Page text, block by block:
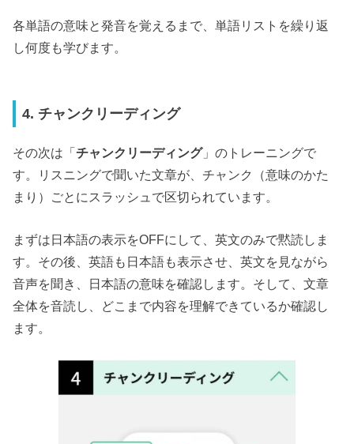
各単語の意味と発音を覚えるまで、単語リストを繰り返
し何度も学びます。
4. チャンクリーディング
その次は「チャンクリーディング」のトレーニングで
す。リスニングで聞いた文章が、チャンク（意味のかた
まり）ごとにスラッシュで区切られています。
まずは日本語の表示をOFFにして、英文のみで黙読しま
す。その後、英語も日本語も表示させ、英文を見ながら
音声を聞き、日本語の意味を確認します。そして、文章
全体を音読し、どこまで内容を理解できているか確認し
ます。